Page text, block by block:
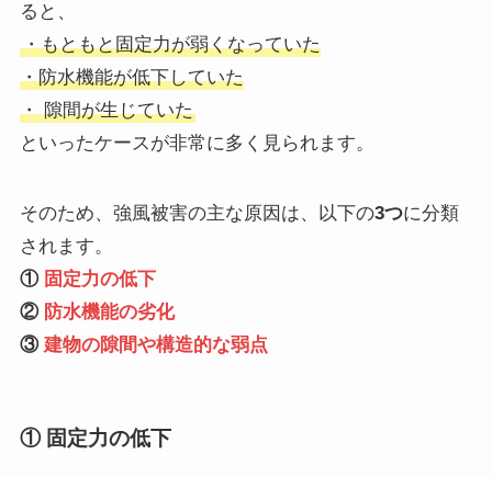
ると、
・もともと固定力が弱くなっていた
・防水機能が低下していた
・ 隙間が生じていた
といったケースが非常に多く見られます。
そのため、強風被害の主な原因は、以下の3つに分類
されます。
① 固定力の低下
② 防水機能の劣化
③ 建物の隙間や構造的な弱点
① 固定力の低下